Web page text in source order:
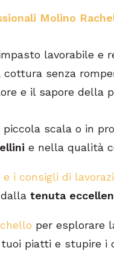
Molino
lavorabile e
cottura senza
e il sapore della
scala o in
e nella qualità
i consigli di
tenuta
per esplorare
tuoi piatti e stupire i